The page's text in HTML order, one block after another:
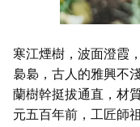
寒江煙樹，波面澄霞
裊裊，古人的雅興不
蘭樹幹挺拔通直，材
元五百年前，工匠師